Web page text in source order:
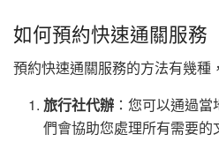
如何預約快速通關服務
預約快速通關服務的方法有幾種
旅行社代辦 ：您可以通過
們會協助您處理所有需要的